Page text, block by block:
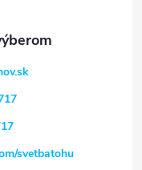
svetbatohu